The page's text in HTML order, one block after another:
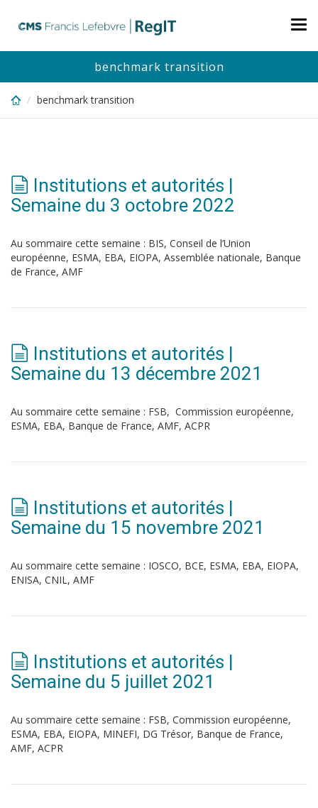
content
benchmark transition
benchmark transition
Institutions et autorités |
Semaine du 3 octobre 2022
Au sommaire cette semaine : BIS, Conseil de l’Union
européenne, ESMA, EBA, EIOPA, Assemblée nationale, Banque
de France, AMF
Institutions et autorités |
Semaine du 13 décembre 2021
Au sommaire cette semaine : FSB, Commission européenne,
ESMA, EBA, Banque de France, AMF, ACPR
Institutions et autorités |
Semaine du 15 novembre 2021
Au sommaire cette semaine : IOSCO, BCE, ESMA, EBA, EIOPA,
ENISA, CNIL, AMF
Institutions et autorités |
Semaine du 5 juillet 2021
Au sommaire cette semaine : FSB, Commission européenne,
ESMA, EBA, EIOPA, MINEFI, DG Trésor, Banque de France,
AMF, ACPR